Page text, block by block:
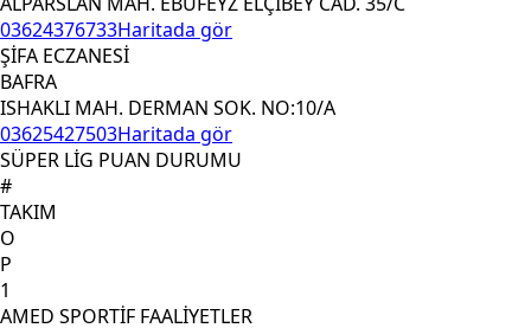
03624376733Haritada gör
ŞİFA ECZANESİ
BAFRA
ISHAKLI MAH. DERMAN SOK. NO:10/A
03625427503Haritada gör
SÜPER LİG PUAN DURUMU
#
TAKIM
O
P
1
AMED SPORTİF FAALİYETLER